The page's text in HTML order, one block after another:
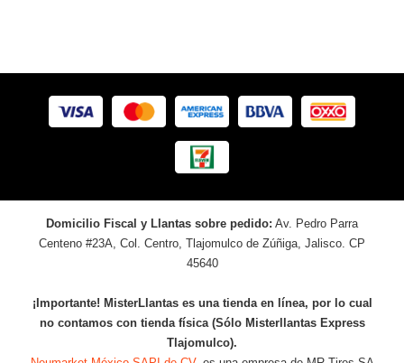
Domicilio Fiscal y Llantas sobre pedido: Av. Pedro Parra
Centeno #23A, Col. Centro, Tlajomulco de Zúñiga, Jalisco. CP
45640
¡Importante! MisterLlantas es una tienda en línea, por lo cual
no contamos con tienda física (Sólo Misterllantas Express
Tlajomulco).